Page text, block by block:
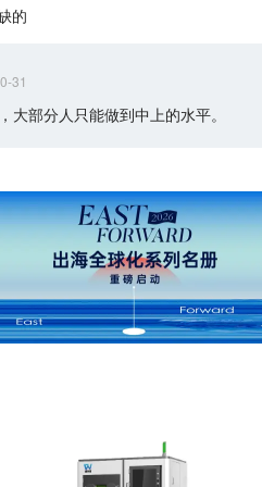
的
31
大部分人只能做到中上的水平。